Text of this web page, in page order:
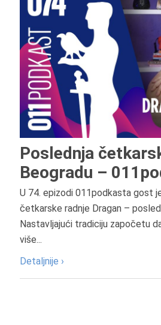
Poslednja
Beogradu –
U 74. epizodi 011podkasta gost
četkarske radnje Dragan –
Nastavljajući tradiciju započetu
više...
Detaljnije ›